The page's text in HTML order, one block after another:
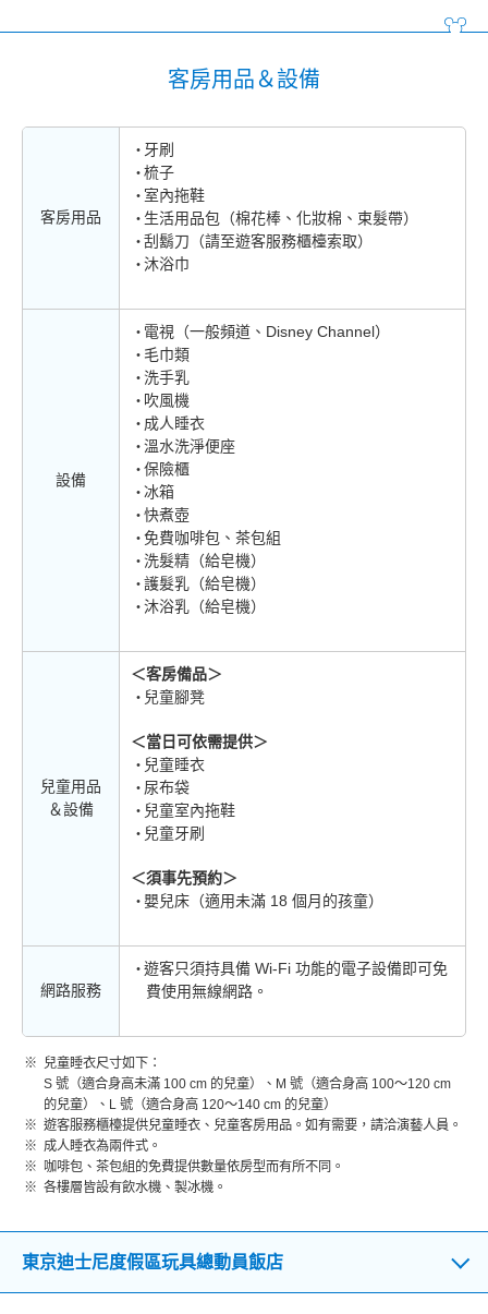
客房用品＆設備
客房用品
牙刷
梳子
室內拖鞋
生活用品包（棉花棒、化妝棉、束髮帶）
刮鬍刀（請至遊客服務櫃檯索取）
沐浴巾
設備
電視（一般頻道、Disney Channel）
毛巾類
洗手乳
吹風機
成人睡衣
溫水洗淨便座
保險櫃
冰箱
快煮壺
免費咖啡包、茶包組
洗髮精（給皂機）
護髮乳（給皂機）
沐浴乳（給皂機）
兒童用品
＆設備
＜客房備品＞
兒童腳凳
＜當日可依需提供＞
兒童睡衣
尿布袋
兒童室內拖鞋
兒童牙刷
＜須事先預約＞
嬰兒床（適用未滿 18 個月的孩童）
網路服務
遊客只須持具備 Wi-Fi 功能的電子設備即可免
費使用無線網路。
兒童睡衣尺寸如下：
S 號（適合身高未滿 100 cm 的兒童）、M 號（適合身高 100～120 cm
的兒童）、L 號（適合身高 120～140 cm 的兒童）
遊客服務櫃檯提供兒童睡衣、兒童客房用品。如有需要，請洽演藝人員。
成人睡衣為兩件式。
咖啡包、茶包組的免費提供數量依房型而有所不同。
各樓層皆設有飲水機、製冰機。
東京迪士尼度假區玩具總動員飯店